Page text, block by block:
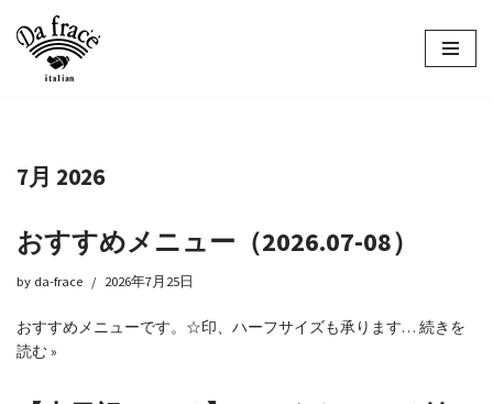
コ
へ
キ
ッ
プ
7月 2026
おすすめメニュー（2026.07-08）
by da-frace 2026年7月25日
おすすめメニューです。☆印、ハーフサイズも承ります… 続きを
読む »